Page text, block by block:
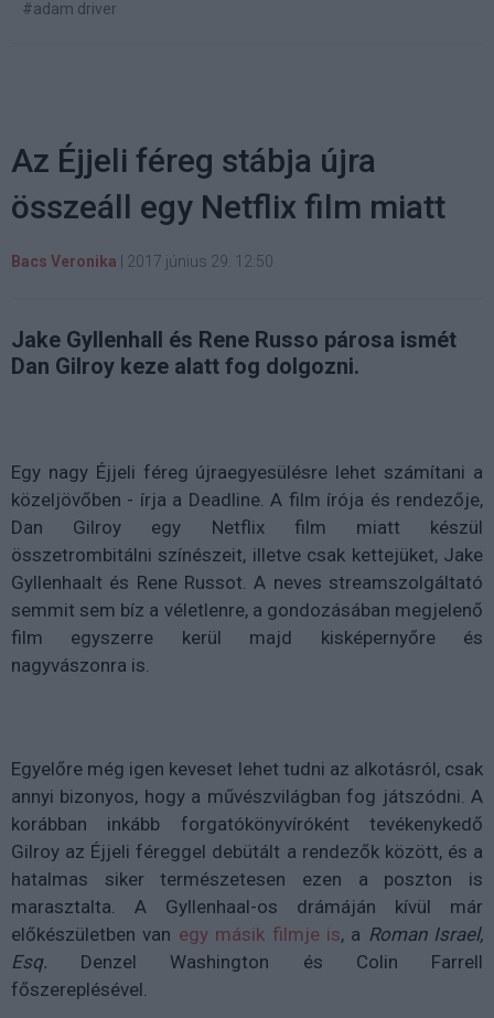
#adam driver
Az Éjjeli féreg stábja újra
összeáll egy Netflix film miatt
Bacs Veronika 2017 június 29. 12:50
Jake Gyllenhall és Rene Russo párosa ismét
Dan Gilroy keze alatt fog dolgozni.
Egy nagy Éjjeli féreg újraegyesülésre lehet számítani a
közeljövőben - írja a Deadline. A film írója és rendezője,
Dan Gilroy egy Netflix film miatt készül
összetrombitálni színészeit, illetve csak kettejüket, Jake
Gyllenhaalt és Rene Russot. A neves streamszolgáltató
semmit sem bíz a véletlenre, a gondozásában megjelenő
film egyszerre kerül majd kisképernyőre és
nagyvászonra is.
Egyelőre még igen keveset lehet tudni az alkotásról, csak
annyi bizonyos, hogy a művészvilágban fog játszódni. A
korábban inkább forgatókönyvíróként tevékenykedő
Gilroy az Éjjeli féreggel debütált a rendezők között, és a
hatalmas siker természetesen ezen a poszton is
marasztalta. A Gyllenhaal-os drámáján kívül már
előkészületben van egy másik filmje is, a Roman Israel,
Esq. Denzel Washington és Colin Farrell
főszereplésével.